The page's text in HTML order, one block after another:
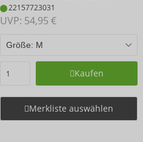
22157723031
UVP: 54,95 €
Kaufen
Merkliste auswählen